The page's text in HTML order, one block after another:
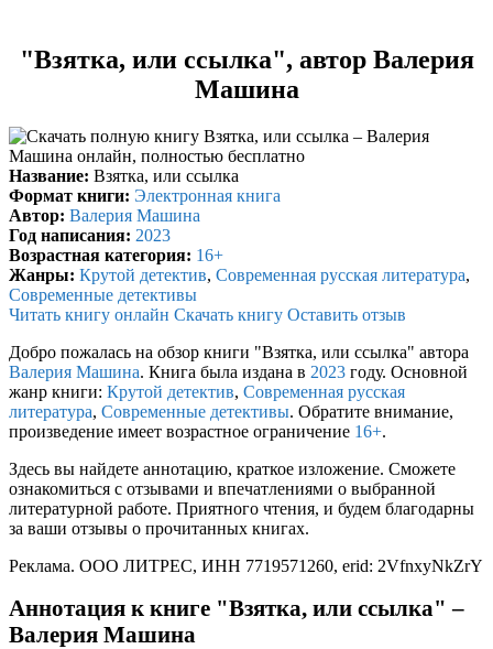
"Взятка, или ссылка", автор Валерия
Машина
Название: Взятка, или ссылка
Формат книги: Электронная книга
Автор: Валерия Машина
Год написания: 2023
Возрастная категория: 16+
Жанры: Крутой детектив, Современная русская литература,
Современные детективы
Читать книгу онлайн Скачать книгу Оставить отзыв
Добро пожалась на обзор книги "Взятка, или ссылка" автора
Валерия Машина. Книга была издана в 2023 году. Основной
жанр книги: Крутой детектив, Современная русская
литература, Современные детективы. Обратите внимание,
произведение имеет возрастное ограничение 16+.
Здесь вы найдете аннотацию, краткое изложение. Сможете
ознакомиться с отзывами и впечатлениями о выбранной
литературной работе. Приятного чтения, и будем благодарны
за ваши отзывы о прочитанных книгах.
Реклама. ООО ЛИТРЕС, ИНН 7719571260, erid: 2VfnxyNkZrY
Аннотация к книге "Взятка, или ссылка" –
Валерия Машина